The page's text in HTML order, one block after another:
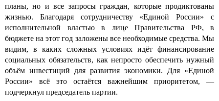
планы, но и все запросы граждан, которые продиктованы
жизнью. Благодаря сотрудничеству «Единой России» с
исполнительной властью в лице Правительства РФ, в
бюджете на этот год заложены все необходимые средства. Мы
видим, в каких сложных условиях идёт финансирование
социальных обязательств, как непросто обеспечить нужный
объём инвестиций для развития экономики. Для «Единой
России» всё это остаётся важнейшим приоритетом, —
подчеркнул председатель партии.